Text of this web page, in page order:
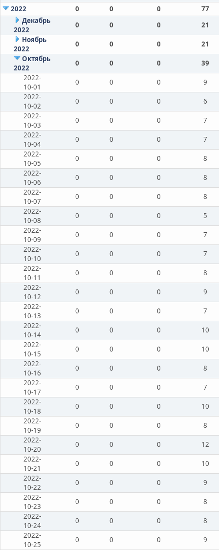
2022
0 0 0
77
Декабрь
2022
0 0 0
21
Ноябрь
2022
0 0 0
21
Октябрь
2022
0 0 0
39
2022-
10-01
0 0 0
9
2022-
10-02
0 0 0
6
2022-
10-03
0 0 0
7
2022-
10-04
0 0 0
7
2022-
10-05
0 0 0
8
2022-
10-06
0 0 0
8
2022-
10-07
0 0 0
8
2022-
10-08
0 0 0
5
2022-
10-09
0 0 0
7
2022-
10-10
0 0 0
7
2022-
10-11
0 0 0
8
2022-
10-12
0 0 0
9
2022-
10-13
0 0 0
7
2022-
10-14
0 0 0
10
2022-
10-15
0 0 0
10
2022-
10-16
0 0 0
8
2022-
10-17
0 0 0
7
2022-
10-18
0 0 0
10
2022-
10-19
0 0 0
8
2022-
10-20
0 0 0
12
2022-
10-21
0 0 0
10
2022-
10-22
0 0 0
9
2022-
10-23
0 0 0
8
2022-
10-24
0 0 0
8
2022-
10-25
0 0 0
9